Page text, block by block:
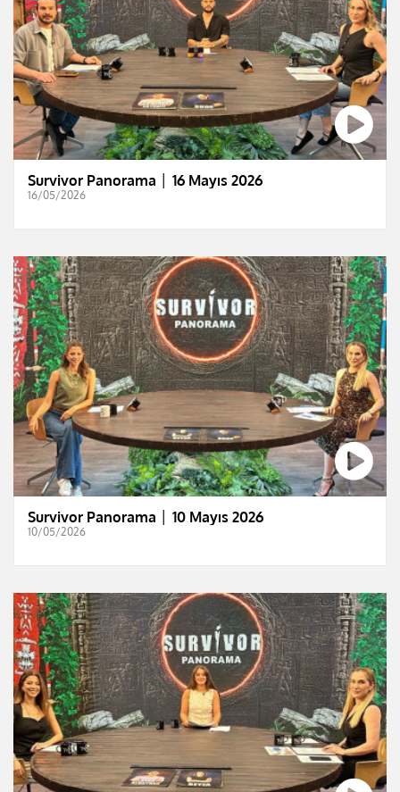
Survivor Panorama │ 16 Mayıs 2026
16/05/2026
Survivor Panorama │ 10 Mayıs 2026
10/05/2026